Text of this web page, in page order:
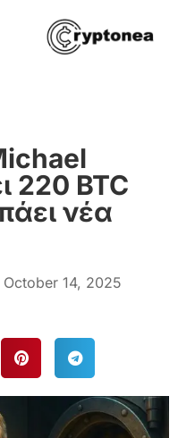
220 BTC
νέα
October 14, 2025